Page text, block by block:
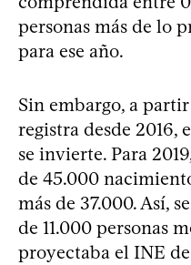
personas más de lo
para ese año.
Sin embargo, a
registra desde 2016,
se invierte. Para
de 45.000
más de 37.000. Así,
de 11.000 personas
proyectaba el INE